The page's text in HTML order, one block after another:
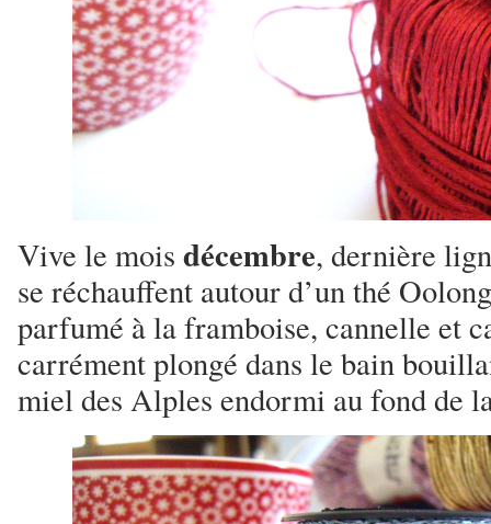
Vive le mois décembre, dernière
se réchauffent autour d’un thé
parfumé à la framboise, cannelle et
carrément plongé dans le bain
miel des Alples endormi au fond de